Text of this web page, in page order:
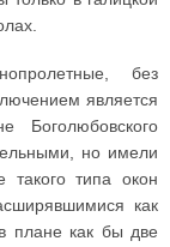
без
является
Боголюбовского
но имели
типа окон
как
плане как бы две